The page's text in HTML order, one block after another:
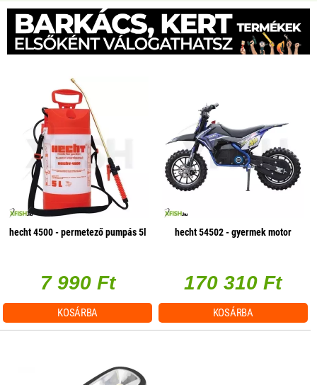
hecht 4500 - permetező pumpás 5l
7 990 Ft
KOSÁRBA
hecht 54502 - gyermek motor
170 310 Ft
KOSÁRBA